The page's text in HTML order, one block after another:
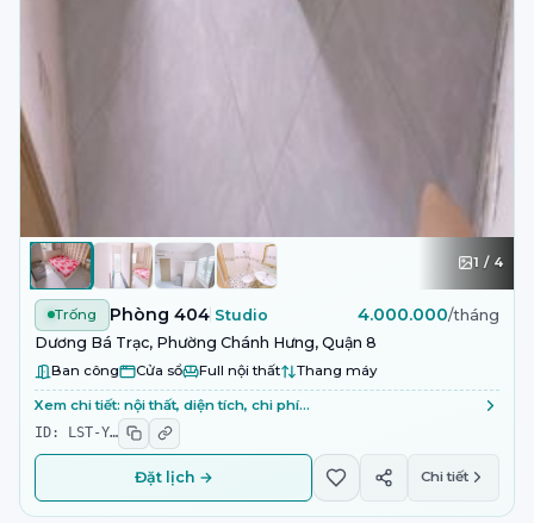
1 / 4
Trống Phòng 404 Studio 4.000.000/tháng
Dương Bá Trạc, Phường Chánh Hưng, Quận 8
Ban công Cửa sổ Full nội thất Thang máy
Xem chi tiết: nội thất, diện tích, chi phí…
ID:
LST-Y…
Đặt lịch → Chi tiết